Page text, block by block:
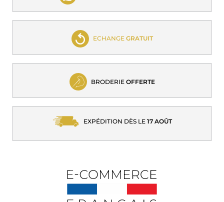
ECHANGE GRATUIT
BRODERIE OFFERTE
EXPÉDITION DÈS LE 17 AOÛT